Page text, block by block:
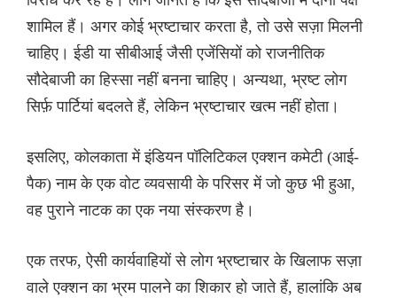
शामिल हैं। अगर कोई भ्रष्टाचार करता है, तो उसे सज़ा मिलनी
चाहिए। ईडी या सीबीआई जैसी एजेंसियों को राजनीतिक
सौदेबाजी का हिस्सा नहीं बनना चाहिए। अन्यथा, भ्रष्ट लोग
सिर्फ़ पार्टियां बदलते हैं, लेकिन भ्रष्टाचार खत्म नहीं होता।
इसलिए, कोलकाता में इंडियन पॉलिटिकल एक्शन कमेटी (आई-
पैक) नाम के एक वोट व्यवसायी के परिसर में जो कुछ भी हुआ,
वह पुराने नाटक का एक नया संस्करण है।
एक तरफ, ऐसी कार्यवाहियों से लोग भ्रष्टाचार के खिलाफ सज़ा
वाले एक्शन का भ्रम पालने का शिकार हो जाते हैं, हालांकि अब